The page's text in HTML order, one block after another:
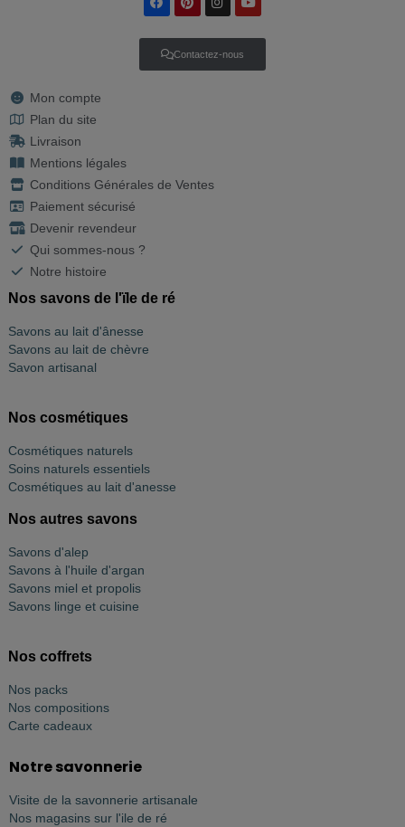
Contactez-nous
Mon compte
Plan du site
Livraison
Mentions légales
Conditions Générales de Ventes
Paiement sécurisé
Devenir revendeur
Qui sommes-nous ?
Notre histoire
Nos savons de l'ïle de ré
Savons au lait d'ânesse
Savons au lait de chèvre
Savon artisanal
Nos cosmétiques
Cosmétiques naturels
Soins naturels essentiels
Cosmétiques au lait d'anesse
Nos autres savons
Savons d'alep
Savons à l'huile d'argan
Savons miel et propolis
Savons linge et cuisine
Nos coffrets
Nos packs
Nos compositions
Carte cadeaux
Notre savonnerie
Visite de la savonnerie artisanale
Nos magasins sur l'ile de ré